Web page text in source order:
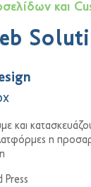
και
και
η
Press